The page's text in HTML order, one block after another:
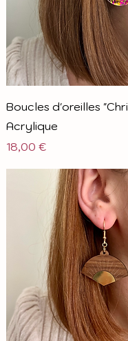
Boucles d'oreilles
Acrylique
Prix
18,00 €